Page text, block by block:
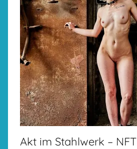
Akt im Stahlwerk – NFT